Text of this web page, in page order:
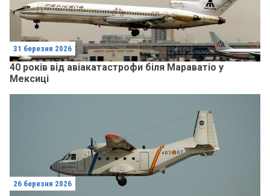
31 березня 2026
40 років від авіакатастрофи біля Мараватіо у
Мексиці
26 березня 2026